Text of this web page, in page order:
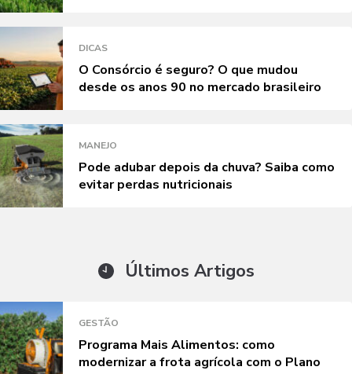
DICAS
O Consórcio é seguro? O que mudou
desde os anos 90 no mercado brasileiro
MANEJO
Pode adubar depois da chuva? Saiba como
evitar perdas nutricionais
Últimos Artigos
GESTÃO
Programa Mais Alimentos: como
modernizar a frota agrícola com o Plano